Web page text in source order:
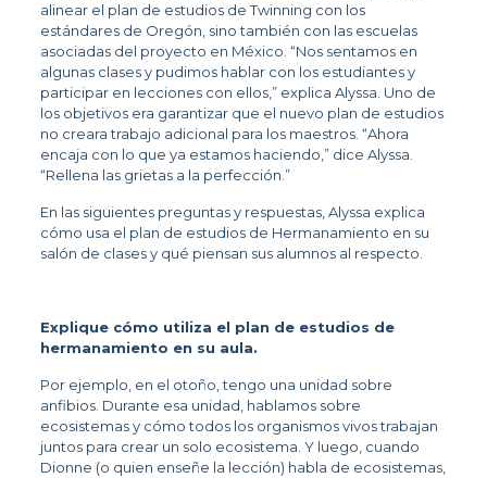
alinear el plan de estudios de Twinning con los
estándares de Oregón, sino también con las escuelas
asociadas del proyecto en México. “Nos sentamos en
algunas clases y pudimos hablar con los estudiantes y
participar en lecciones con ellos,” explica Alyssa. Uno de
los objetivos era garantizar que el nuevo plan de estudios
no creara trabajo adicional para los maestros. “Ahora
encaja con lo que ya estamos haciendo,” dice Alyssa.
“Rellena las grietas a la perfección.”
En las siguientes preguntas y respuestas, Alyssa explica
cómo usa el plan de estudios de Hermanamiento en su
salón de clases y qué piensan sus alumnos al respecto.
Explique cómo utiliza el plan de estudios de
hermanamiento en su aula.
Por ejemplo, en el otoño, tengo una unidad sobre
anfibios. Durante esa unidad, hablamos sobre
ecosistemas y cómo todos los organismos vivos trabajan
juntos para crear un solo ecosistema. Y luego, cuando
Dionne (o quien enseñe la lección) habla de ecosistemas,